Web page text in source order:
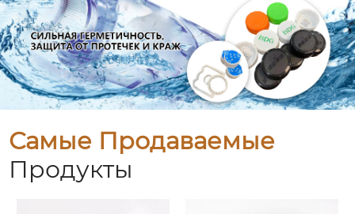
Самые Продаваемые
Продукты